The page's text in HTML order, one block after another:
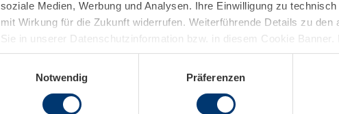
soziale Medien, Werbung und Analysen. Ihre Einwilligung zu
mit Wirkung für die Zukunft widerrufen. Weiterführende Details zu
Sie in unserer Datenschutzinformation bzw. in diesem Cookie Banner.
Notwendig
Präferenzen